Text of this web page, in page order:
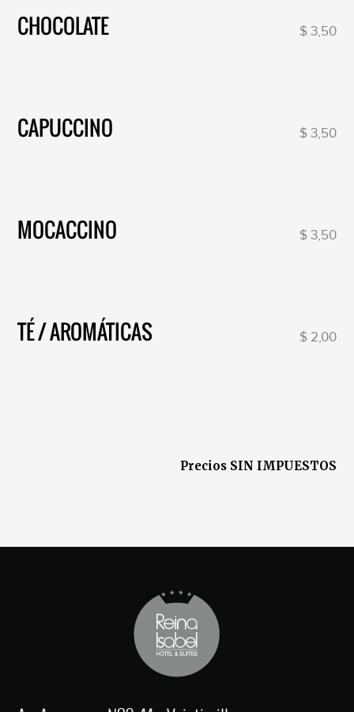
CHOCOLATE $ 3,50
CAPUCCINO $ 3,50
MOCACCINO $ 3,50
TÉ / AROMÁTICAS $ 2,00
Precios SIN IMPUESTOS